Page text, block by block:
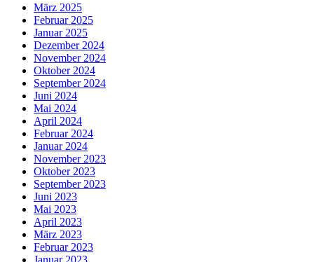
März 2025
Februar 2025
Januar 2025
Dezember 2024
November 2024
Oktober 2024
September 2024
Juni 2024
Mai 2024
April 2024
Februar 2024
Januar 2024
November 2023
Oktober 2023
September 2023
Juni 2023
Mai 2023
April 2023
März 2023
Februar 2023
Januar 2023